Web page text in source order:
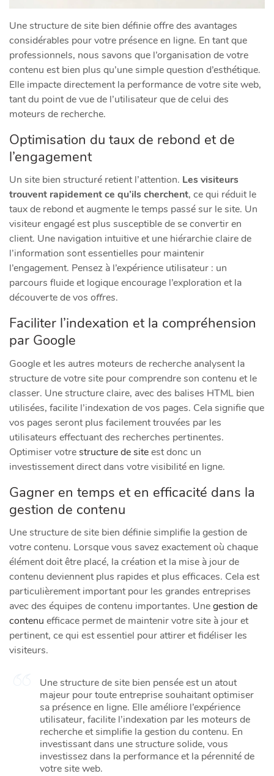
Une structure de site bien définie offre des avantages
considérables pour votre présence en ligne. En tant que
professionnels, nous savons que l’organisation de votre
contenu est bien plus qu’une simple question d’esthétique.
Elle impacte directement la performance de votre site web,
tant du point de vue de l’utilisateur que de celui des
moteurs de recherche.
Optimisation du taux de rebond et de
l’engagement
Un site bien structuré retient l’attention. Les visiteurs
trouvent rapidement ce qu’ils cherchent, ce qui réduit le
taux de rebond et augmente le temps passé sur le site. Un
visiteur engagé est plus susceptible de se convertir en
client. Une navigation intuitive et une hiérarchie claire de
l’information sont essentielles pour maintenir
l’engagement. Pensez à l’expérience utilisateur : un
parcours fluide et logique encourage l’exploration et la
découverte de vos offres.
Faciliter l’indexation et la compréhension
par Google
Google et les autres moteurs de recherche analysent la
structure de votre site pour comprendre son contenu et le
classer. Une structure claire, avec des balises HTML bien
utilisées, facilite l’indexation de vos pages. Cela signifie que
vos pages seront plus facilement trouvées par les
utilisateurs effectuant des recherches pertinentes.
Optimiser votrestructure de siteest donc un
investissement direct dans votre visibilité en ligne.
Gagner en temps et en efficacité dans la
gestion de contenu
Une structure de site bien définie simplifie la gestion de
votre contenu. Lorsque vous savez exactement où chaque
élément doit être placé, la création et la mise à jour de
contenu deviennent plus rapides et plus efficaces. Cela est
particulièrement important pour les grandes entreprises
avec des équipes de contenu importantes. Unegestion de
contenu efficace permet de maintenir votre site à jour et
pertinent, ce qui est essentiel pour attirer et fidéliser les
visiteurs.
Une structure de site bien pensée est un atout
majeur pour toute entreprise souhaitant optimiser
sa présence en ligne. Elle améliore l’expérience
utilisateur, facilite l’indexation par les moteurs de
recherche et simplifie la gestion du contenu. En
investissant dans une structure solide, vous
investissez dans la performance et la pérennité de
votre site web.